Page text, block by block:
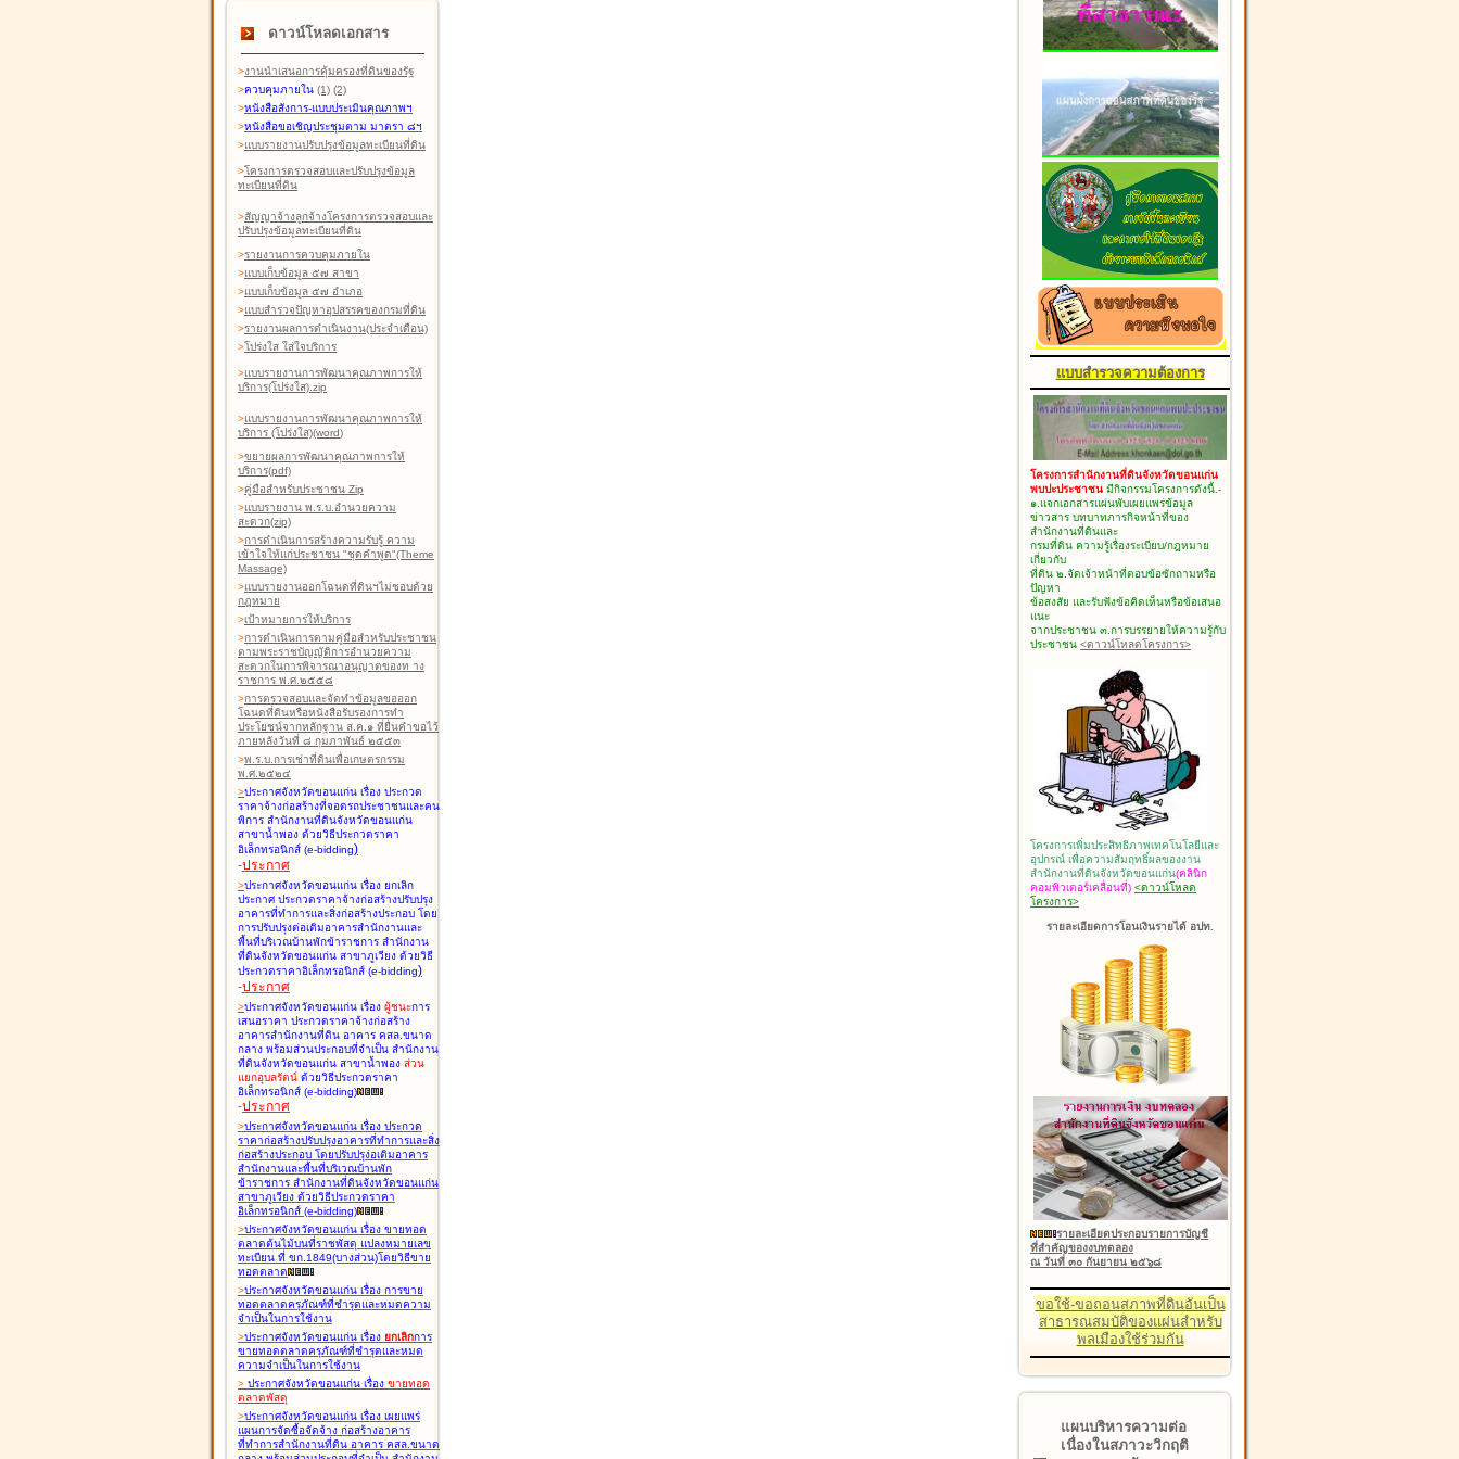
ดาวน์โหลดเอกสาร
>งานนำเสนอการคุ้มครองที่ดินของรัฐ
>ควบคุมภายใน (1) (2)
>หนังสือสังการ-แบบประเมินคุณภาพฯ
>หนังสือขอเชิญประชุมตาม มาตรา ๘ฯ
>แบบรายงานปรับปรุงข้อมูลทะเบียนที่ดิน
>โครงการตรวจสอบและปรับปรุงข้อมูล
ทะเบียนที่ดิน
>สัญญาจ้างลูกจ้างโครงการตรวจสอบและ
ปรับปรุงข้อมูลทะเบียนที่ดิน
>รายงานการควบคุมภายใน
>แบบเก็บข้อมูล ๕๗ สาขา
>แบบเก็บข้อมูล ๕๗ อำเภอ
>แบบสำรวจปัญหาอุปสรรคของกรมที่ดิน
>รายงานผลการดำเนินงาน(ประจำเดือน)
>โปร่งใส ใส่ใจบริการ
>แบบรายงานการพัฒนาคุณภาพการให้
บริการ(โปร่งใส).zip
>แบบรายงานการพัฒนาคุณภาพการให้
บริการ (โปร่งใส)(word)
>ขยายผลการพัฒนาคุณภาพการให้
บริการ(pdf)
>คู่มือสำหรับประชาชน Zip
>แบบรายงาน พ.ร.บ.อำนวยความ
สะดวก(zip)
>การดำเนินการสร้างความรับรู้ ความ
เข้าใจให้แก่ประชาชน "ชุดคำพูด"(Theme
Massage)
>แบบรายงานออกโฉนดที่ดินฯไม่ชอบด้วย
กฎหมาย
>เป้าหมายการให้บริการ
>การดำเนินการตามคู่มือสำหรับประชาชน
ตามพระราชบัญญัติการอำนวยความ
สะดวกในการพิจารณาอนุญาตของท าง
ราชการ พ.ศ.๒๕๕๘
>การตรวจสอบและจัดทำข้อมูลขอออก
โฉนดที่ดินหรือหนังสือรับรองการทำ
ประโยชน์จากหลักฐาน ส.ค.๑ ที่ยื่นคำขอไว้
ภายหลังวันที่ ๘ กุมภาพันธ์ ๒๕๕๓
>พ.ร.บ.การเช่าที่ดินเพื่อเกษตรกรรม
พ.ศ.๒๕๒๔
>ประกาศจังหวัดขอนแก่น เรื่อง ประกวด
ราคาจ้างก่อสร้างที่จอดรถประชาชนและคน
พิการ สำนักงานที่ดินจังหวัดขอนแก่น
สาขาน้ำพอง ด้วยวิธีประกวดราคา
อิเล็กทรอนิกส์ (e-bidding)
-ประกาศ
>ประกาศจังหวัดขอนแก่น เรื่อง ยกเลิก
ประกาศ ประกวดราคาจ้างก่อสร้างปรับปรุง
อาคารที่ทำการและสิ่งก่อสร้างประกอบ โดย
การปรับปรุงต่อเติมอาคารสำนักงานและ
พื้นที่บริเวณบ้านพักข้าราชการ สำนักงาน
ที่ดินจังหวัดขอนแก่น สาขาภูเวียง ด้วยวิธี
ประกวดราคาอิเล็กทรอนิกส์ (e-bidding)
-ประกาศ
>ประกาศจังหวัดขอนแก่น เรื่อง ผู้ชนะการ
เสนอราคา ประกวดราคาจ้างก่อสร้าง
อาคารสำนักงานที่ดิน อาคาร คสล.ขนาด
กลาง พร้อมส่วนประกอบที่จำเป็น สำนักงาน
ที่ดินจังหวัดขอนแก่น สาขาน้ำพอง ส่วน
แยกอุบลรัตน์ ด้วยวิธีประกวดราคา
อิเล็กทรอนิกส์ (e-bidding)
-ประกาศ
>ประกาศจังหวัดขอนแก่น เรื่อง ประกวด
ราคาก่อสร้างปรับปรุงอาคารที่ทำการและสิ่ง
ก่อสร้างประกอบ โดยปรับปรุง่อเติมอาคาร
สำนักงานและพื้นที่บริเวณบ้านพัก
ข้าราชการ สำนักงานที่ดินจังหวัดขอนแก่น
สาขาภูเวียง ด้วยวิธีประกวดราคา
อิเล็กทรอนิกส์ (e-bidding)
>ประกาศจังหวัดขอนแก่น เรื่อง ขายทอด
ตลาดต้นไม้บนที่ราชพัสดุ แปลงหมายเลข
ทะเบียน ที่ ขก.1849(บางส่วน)โดยวิธีขาย
ทอดตลาด
>ประกาศจังหวัดขอนแก่น เรื่อง การขาย
ทอดตลาดครุภัณฑ์ที่ชำรุดและหมดความ
จำเป็นในการใช้งาน
>ประกาศจังหวัดขอนแก่น เรื่อง ยกเลิกการ
ขายทอดตลาดครุภัณฑ์ที่ชำรุดและหมด
ความจำเป็นในการใช้งาน
> ประกาศจังหวัดขอนแก่น เรื่อง ขายทอด
ตลาดพัสดุ
>ประกาศจังหวัดขอนแก่น เรื่อง เผยแพร่
แผนการจัดซื้อจัดจ้าง ก่อสร้างอาคาร
ที่ทำการสำนักงานที่ดิน อาคาร คสล.ขนาด
แบบสำรวจความต้องการ
โครงการสำนักงานที่ดินจังหวัดขอนแก่น
พบปะประชาชน มีกิจกรรมโครงการดังนี้.-
๑.แจกเอกสารแผ่นพับเผยแพร่ข้อมูล
ข่าวสาร บทบาทภารกิจหน้าที่ของ
สำนักงานที่ดินและ
กรมที่ดิน ความรู้เรื่องระเบียบ/กฎหมาย
เกี่ยวกับ
ที่ดิน ๒.จัดเจ้าหน้าที่ตอบข้อซักถามหรือ
ปัญหา
ข้อสงสัย และรับฟังข้อคิดเห็นหรือข้อเสนอ
แนะ
จากประชาชน ๓.การบรรยายให้ความรู้กับ
ประชาชน <ดาวน์โหลดโครงการ>
โครงการเพิ่มประสิทธิภาพเทคโนโลยีและ
อุปกรณ์ เพื่อความสัมฤทธิ์ผลของงาน
สำนักงานที่ดินจังหวัดขอนแก่น(คลินิก
คอมพิวเตอร์เคลื่อนที่) <ดาวน์โหลด
โครงการ>
รายละเอียดการโอนเงินรายได้ อปท.
รายละเอียดประกอบรายการบัญชี
ที่สำคัญของงบทดลอง
ณ วันที่ ๓๐ กันยายน ๒๕๖๘
ขอใช้-ขอถอนสภาพที่ดินอันเป็น
สาธารณสมบัติของแผ่นสำหรับ
พลเมืองใช้ร่วมกัน
แผนบริหารความต่อ
เนื่องในสภาวะวิกฤติ